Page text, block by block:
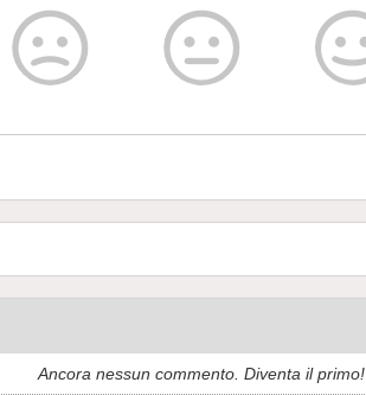
Ancora nessun commento. Diventa il primo!